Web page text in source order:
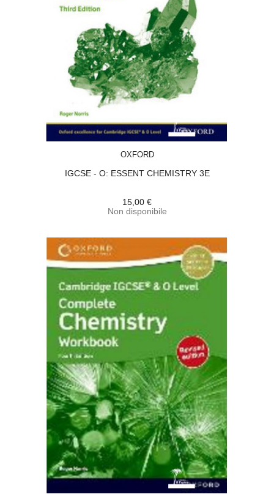
OXFORD
IGCSE - O: ESSENT CHEMISTRY 3E
15,00 €
Non disponibile